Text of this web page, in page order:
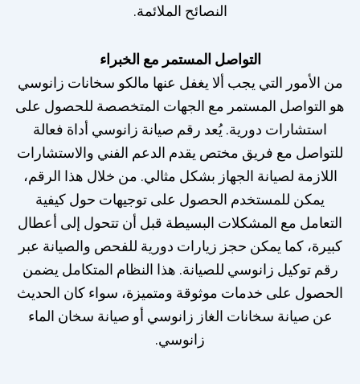
النصائح الملائمة.
التواصل المستمر مع الخبراء
من الأمور التي يجب ألا يغفل عنها مالكو سخانات زانوسي
هو التواصل المستمر مع الجهات المتخصصة للحصول على
استشارات دورية. يُعد رقم صيانة زانوسي أداة فعالة
للتواصل مع فريق مختص يقدم الدعم الفني والاستشارات
اللازمة لصيانة الجهاز بشكل مثالي. من خلال هذا الرقم،
يمكن للمستخدم الحصول على توجيهات حول كيفية
التعامل مع المشكلات البسيطة قبل أن تتحول إلى أعطال
كبيرة، كما يمكن حجز زيارات دورية للفحص والصيانة عبر
رقم توكيل زانوسي للصيانة. هذا النظام المتكامل يضمن
الحصول على خدمات موثوقة ومتميزة، سواء كان الحديث
عن صيانة سخانات الغاز زانوسي أو صيانة سخان الماء
زانوسي.